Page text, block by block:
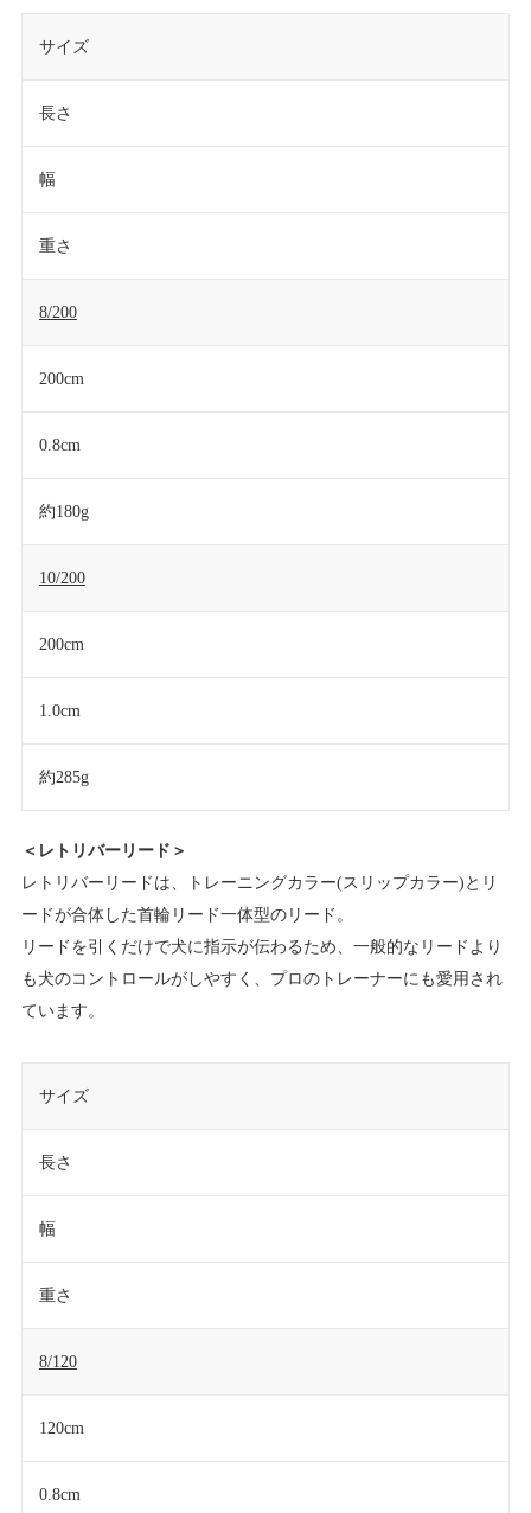
サイズ
長さ
幅
重さ
8/200
200cm
0.8cm
約180g
10/200
200cm
1.0cm
約285g
＜レトリバーリード＞
レトリバーリードは、トレーニングカラー(スリップカラー)とリ
ードが合体した首輪リード一体型のリード。
リードを引くだけで犬に指示が伝わるため、一般的なリードより
も犬のコントロールがしやすく、プロのトレーナーにも愛用され
ています。
サイズ
長さ
幅
重さ
8/120
120cm
0.8cm